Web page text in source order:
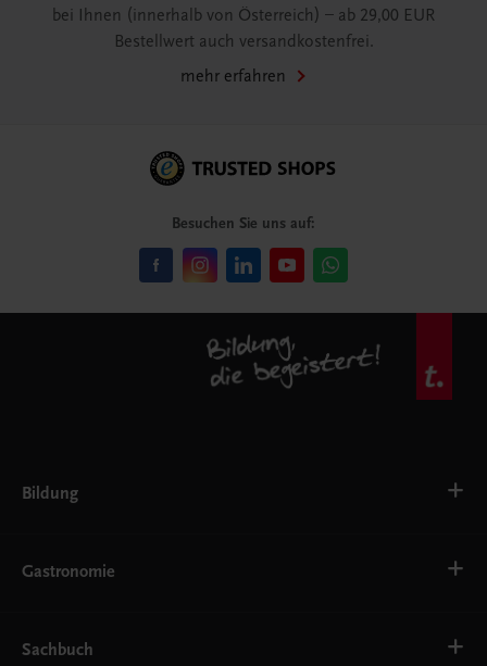
bei Ihnen (innerhalb von Österreich) – ab 29,00 EUR
Bestellwert auch versandkostenfrei.
mehr erfahren
Besuchen Sie uns auf:
Bildung
AHS
EWF/ZWF
FW
Gastronomie
Getränke
Sachbuch